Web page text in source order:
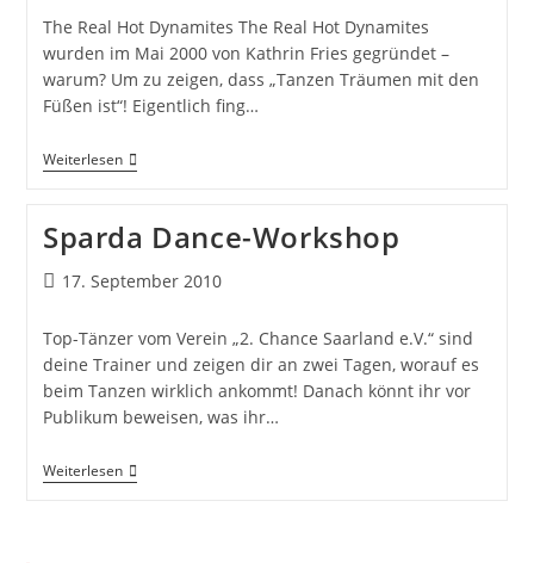
The Real Hot Dynamites The Real Hot Dynamites
wurden im Mai 2000 von Kathrin Fries gegründet –
warum? Um zu zeigen, dass „Tanzen Träumen mit den
Füßen ist“! Eigentlich fing…
Weiterlesen
Sparda Dance-Workshop
17. September 2010
Top-Tänzer vom Verein „2. Chance Saarland e.V.“ sind
deine Trainer und zeigen dir an zwei Tagen, worauf es
beim Tanzen wirklich ankommt! Danach könnt ihr vor
Publikum beweisen, was ihr…
Weiterlesen